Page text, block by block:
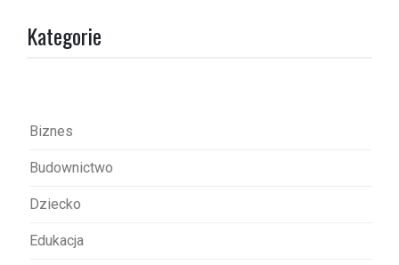
Kategorie
Biznes
Budownictwo
Dziecko
Edukacja